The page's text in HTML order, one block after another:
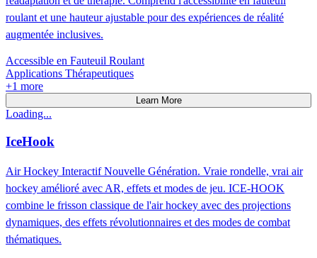
roulant et une hauteur ajustable pour des expériences de réalité
augmentée inclusives.
Accessible en Fauteuil Roulant
Applications Thérapeutiques
+1 more
Learn More
Loading...
IceHook
Air Hockey Interactif Nouvelle Génération. Vraie rondelle, vrai air
hockey amélioré avec AR, effets et modes de jeu. ICE-HOOK
combine le frisson classique de l'air hockey avec des projections
dynamiques, des effets révolutionnaires et des modes de combat
thématiques.